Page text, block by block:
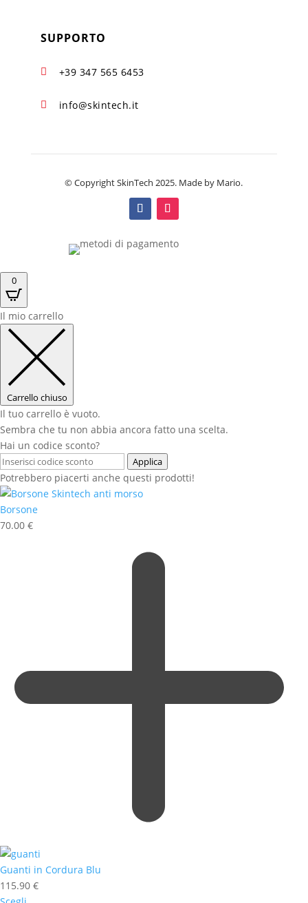
SUPPORTO
 +39 347 565 6453
 info@skintech.it
© Copyright SkinTech 2025. Made by Mario.
0
Il mio carrello
Carrello chiuso
Il tuo carrello è vuoto.
Sembra che tu non abbia ancora fatto una scelta.
Hai un codice sconto?
Applica
Potrebbero piacerti anche questi prodotti!
Borsone
70.00 €
Guanti in Cordura Blu
115.90 €